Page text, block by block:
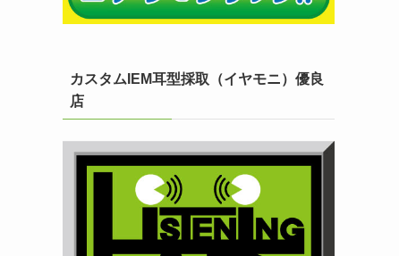
カスタムIEM耳型採取（イヤモニ）優良
店